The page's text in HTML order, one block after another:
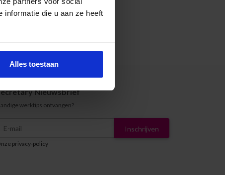
informatie die u aan ze heeft
Alles toestaan
opleidingsadviseur:
Nieuwsbrief
werktips ontvangen?
Inschrijven
privacy-policy